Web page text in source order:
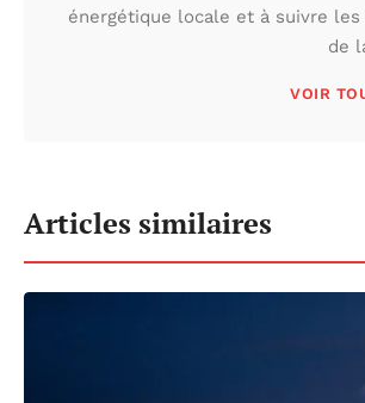
énergétique locale et à suivre
de
VOIR
Articles similaires